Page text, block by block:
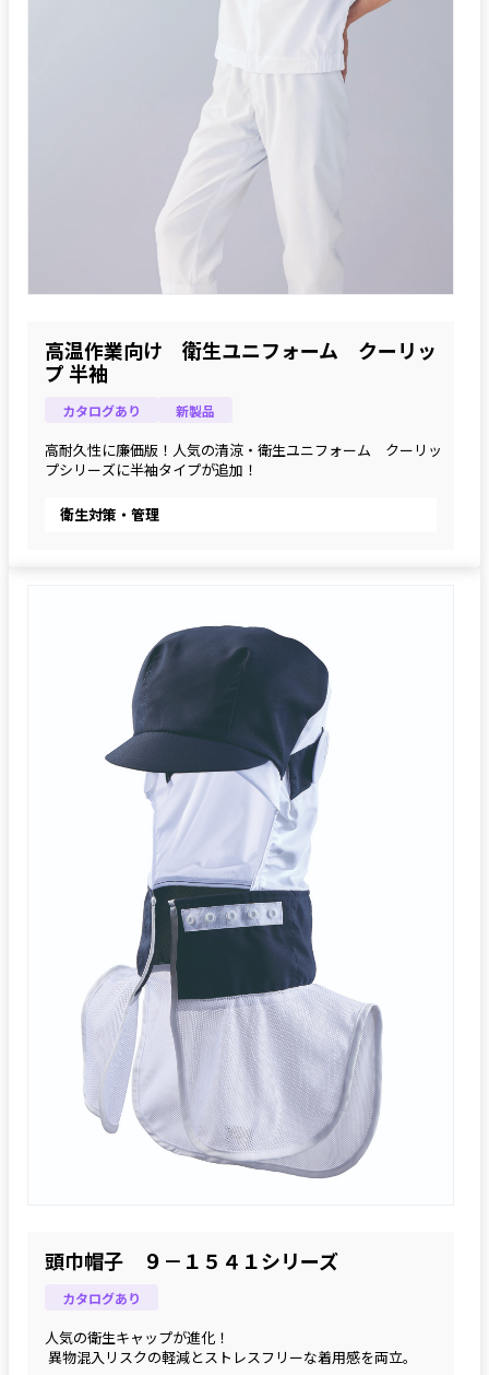
高温作業向け 衛生ユニフォーム クーリッ
プ 半袖
カタログあり 新製品
高耐久性に廉価版！人気の清涼・衛生ユニフォーム　クーリッ
プシリーズに半袖タイプが追加！
衛生対策・管理
頭巾帽子 ９－１５４１シリーズ
カタログあり
人気の衛生キャップが進化！
異物混入リスクの軽減とストレスフリーな着用感を両立。